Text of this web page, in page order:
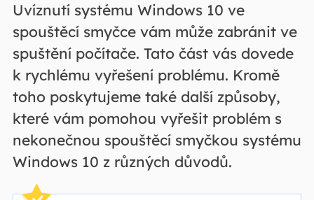
Uvíznutí systému Windows 10 ve
spouštěcí smyčce vám může zabránit ve
spuštění počítače. Tato část vás dovede
k rychlému vyřešení problému. Kromě
toho poskytujeme také další způsoby,
které vám pomohou vyřešit problém s
nekonečnou spouštěcí smyčkou systému
Windows 10 z různých důvodů.